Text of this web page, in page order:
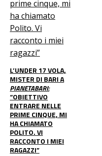
L’UNDER 17 VOLA,
MISTER DI BARI A
PIANETABARI:
“OBIETTIVO
ENTRARE NELLE
PRIME CINQUE, MI
HA CHIAMATO
POLITO. VI
RACCONTO I MIEI
RAGAZZI”